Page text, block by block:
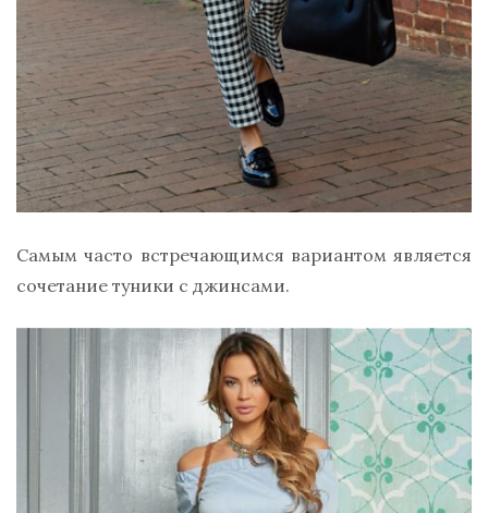
Самым часто встречающимся вариантом является
сочетание туники с джинсами.